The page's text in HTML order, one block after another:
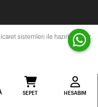
sistemleri ile hazırlanmıştır.
SEPET HESABIM